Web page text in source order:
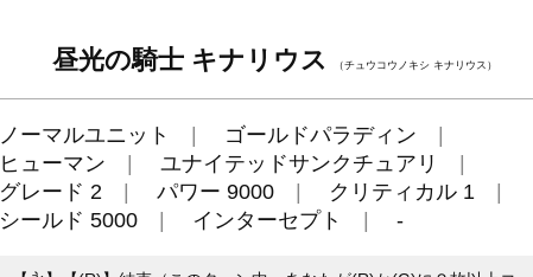
昼光の騎士 キナリウス （チュウコウノキシ キナリウス）
ノーマルユニット
ゴールドパラディン
ヒューマン
ユナイテッドサンクチュアリ
グレード 2
パワー 9000
クリティカル 1
シールド 5000
インターセプト -